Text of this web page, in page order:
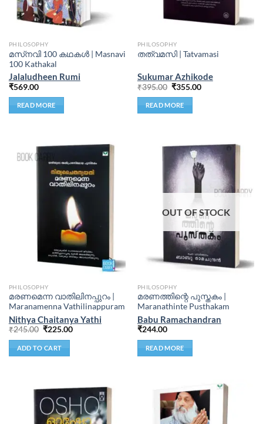
PHILOSOPHY
മസ്‌നവി 100 കഥകൾ | Masnavi
100 Kathakal
Jalaludheen Rumi
₹569.00
READ MORE
PHILOSOPHY
തത്വമസി | Tatvamasi
Sukumar Azhikode
₹395.00 ₹355.00
READ MORE
PHILOSOPHY
മരണമെന്ന വാതിലിനപ്പുറം |
Maranamenna Vathilinappuram
Nithya Chaitanya Yathi
₹245.00 ₹225.00
ADD TO CART
OUT OF STOCK
PHILOSOPHY
മരണത്തിന്റെ പുസ്തകം |
Maranathinte Pusthakam
Babu Ramachandran
₹244.00
READ MORE